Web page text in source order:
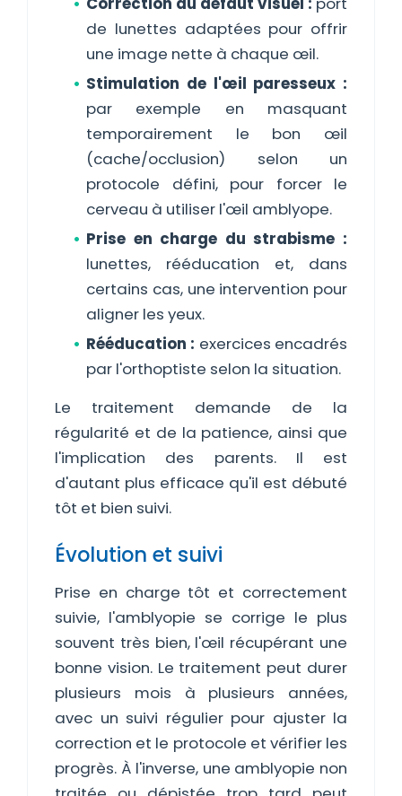
de lunettes adaptées pour offrir
une image nette à chaque œil.
Stimulation de l'œil paresseux :
par exemple en masquant
temporairement le bon œil
(cache/occlusion) selon un
protocole défini, pour forcer le
cerveau à utiliser l'œil amblyope.
Prise en charge du strabisme :
lunettes, rééducation et, dans
certains cas, une intervention pour
aligner les yeux.
Rééducation : exercices encadrés
par l'orthoptiste selon la situation.
Le traitement demande de la
régularité et de la patience, ainsi que
l'implication des parents. Il est
d'autant plus efficace qu'il est débuté
tôt et bien suivi.
Évolution et suivi
Prise en charge tôt et correctement
suivie, l'amblyopie se corrige le plus
souvent très bien, l'œil récupérant une
bonne vision. Le traitement peut durer
plusieurs mois à plusieurs années,
avec un suivi régulier pour ajuster la
correction et le protocole et vérifier les
progrès. À l'inverse, une amblyopie non